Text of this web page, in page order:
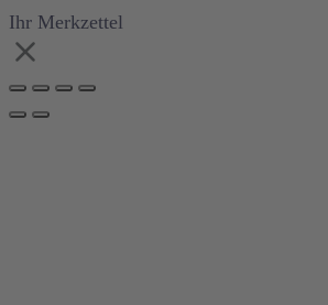
Ihr Merkzettel